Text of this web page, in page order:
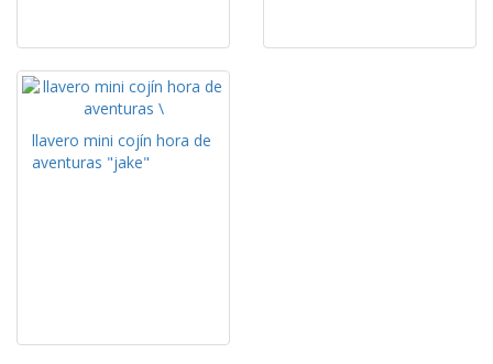
llavero mini cojín hora de
aventuras "jake"